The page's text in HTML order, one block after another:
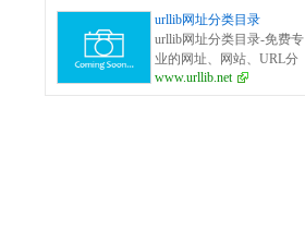
录、免费外链平台。
国内外各行业优秀的网站
网址,让你轻松畅游互联
网，找到您想要的网站、
信息资源；加入网址库让
urllib网址分类目录
urllib网址分类目录-免费专
业的网址、网站、URL分
类目录_提交网址、网站、
www.urllib.net